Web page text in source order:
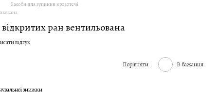
Засоби для зупинки кровотечі
ран вентильована
відгук
Порівняти В бажання
знижки